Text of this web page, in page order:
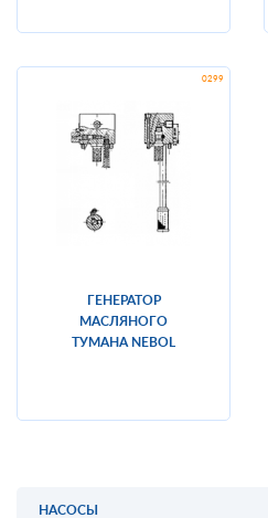
ГЕНЕРАТОР
МАСЛЯНОГО
ТУМАНА NEBOL
НАСОСЫ